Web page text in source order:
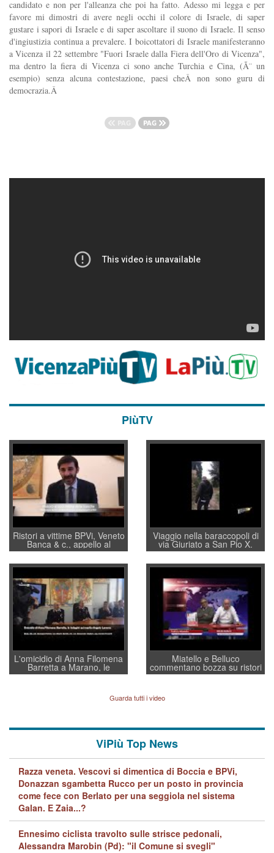
candidato e non per l'alleanza che poi ha fatto. Adesso mi legga e per
favore mi dimostri di avere negli occhi il colore di Israele, di saper
gustare i sapori di Israele e di saper ascoltare il suono di Israele. Il senso
d'ingiustizia continua a prevalere. I boicottatori di Israele manifesteranno
a Vicenza il 22 settembre "Fuori Israele dalla Fiera dell'Oro di Vicenza",
ma dentro la fiera di Vicenza ci sono anche Turchia e Cina, (Ã¨ un
esempio) senza alcuna contestazione, paesi cheÂ non sono guru di
democrazia.Â
PiùTV
Ristori a vittime BPVi, Veneto
Banca & c., appello al
sottosegretario Alessio
Villarosa: per mettere ordine
convochi con Di Maio CNCU
a supporto della cabina di
regia al Mef
Viaggio nella baraccopoli di
via Giuriato a San Pio X.
Vicenza ai Vicentini: “faremo
un regalo di Natale ai
residenti”
L'omicidio di Anna Filomena
Barretta a Marano, le
indagini dei carabinieri di
Lavarra: più avvincenti di
quelle di... Barbara D'Urso
Miatello e Belluco
commentano bozza su ristori
BPVi e Veneto Banca
Guarda tutti i video
ViPiù Top News
Razza veneta. Vescovi si dimentica di Boccia e BPVi,
Donazzan sgambetta Rucco per un posto in provincia
come fece con Berlato per una seggiola nel sistema
Galan. E Zaia...?
Ennesimo ciclista travolto sulle strisce pedonali,
Alessandra Marobin (Pd): "il Comune si svegli"